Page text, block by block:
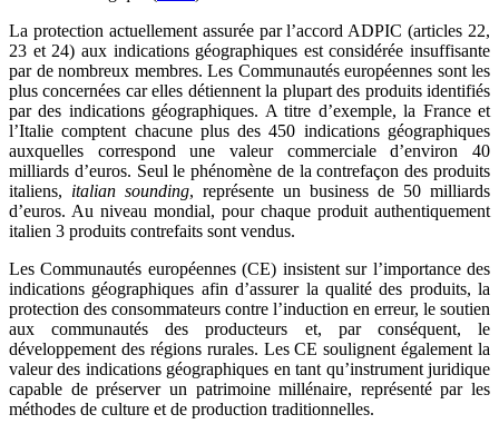
La protection actuellement assurée par l’accord ADPIC (articles 22,
23 et 24) aux indications géographiques est considérée insuffisante
par de nombreux membres. Les Communautés européennes sont les
plus concernées car elles détiennent la plupart des produits identifiés
par des indications géographiques. A titre d’exemple, la France et
l’Italie comptent chacune plus des 450 indications géographiques
auxquelles correspond une valeur commerciale d’environ 40
milliards d’euros. Seul le phénomène de la contrefaçon des produits
italiens, italian sounding, représente un business de 50 milliards
d’euros. Au niveau mondial, pour chaque produit authentiquement
italien 3 produits contrefaits sont vendus.
Les Communautés européennes (CE) insistent sur l’importance des
indications géographiques afin d’assurer la qualité des produits, la
protection des consommateurs contre l’induction en erreur, le soutien
aux communautés des producteurs et, par conséquent, le
développement des régions rurales. Les CE soulignent également la
valeur des indications géographiques en tant qu’instrument juridique
capable de préserver un patrimoine millénaire, représenté par les
méthodes de culture et de production traditionnelles.